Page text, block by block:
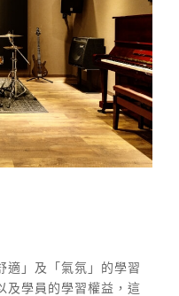
適」及「氣氛」的學習
及學員的學習權益，這